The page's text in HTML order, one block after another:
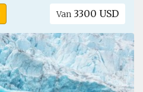
Van 3300 USD